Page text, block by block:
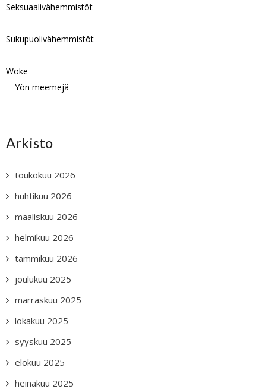
Seksuaalivähemmistöt
Sukupuolivähemmistöt
Woke
Yön meemejä
Arkisto
toukokuu 2026
huhtikuu 2026
maaliskuu 2026
helmikuu 2026
tammikuu 2026
joulukuu 2025
marraskuu 2025
lokakuu 2025
syyskuu 2025
elokuu 2025
heinäkuu 2025